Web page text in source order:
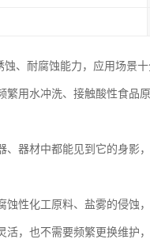
、耐腐蚀能力，应用场景
繁用水冲洗、接触酸性食品
、器材中都能见到它的身影
蚀性化工原料、盐雾的侵蚀
，也不需要频繁更换维护